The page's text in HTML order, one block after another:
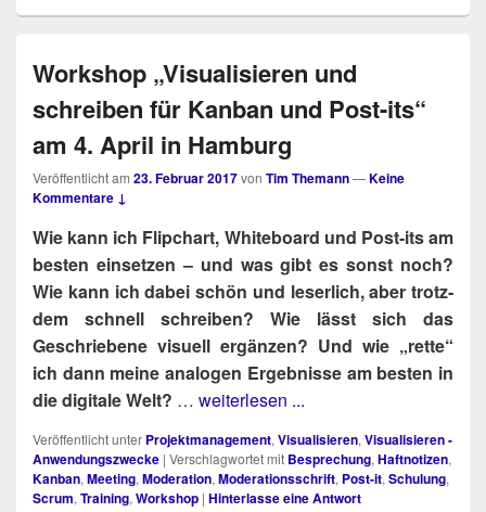
Workshop „Visualisieren und
schreiben für Kanban und Post-its“
am 4. April in Hamburg
Veröffentlicht am 23. Februar 2017von Tim Themann—Keine
Kommentare ↓
Wie kann ich Flip­chart, White­board und Post-its am
bes­ten ein­set­zen – und was gibt es sonst noch?
Wie kann ich dabei schön und leser­lich, aber trotz­
dem schnell schrei­ben? Wie lässt sich das
Geschrie­be­ne visu­ell ergän­zen? Und wie „ret­te“
ich dann mei­ne ana­lo­gen Ergeb­nis­se am bes­ten in
die digi­ta­le Welt? … weiterlesen ...
Veröffentlicht unter Projektmanagement, Visualisieren, Visualisieren -
Anwendungszwecke | Verschlagwortet mit Besprechung, Haftnotizen,
Kanban, Meeting, Moderation, Moderationsschrift, Post-it, Schulung,
Scrum, Training, Workshop | Hinterlasse eine Antwort